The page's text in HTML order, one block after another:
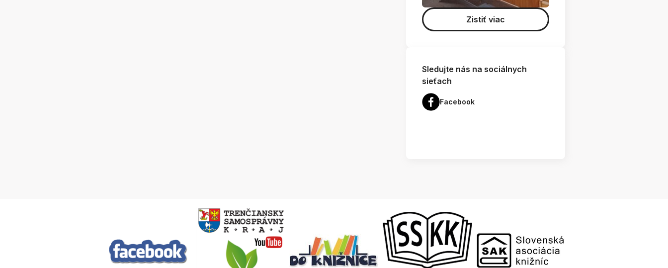
Zistiť viac
Sledujte nás na sociálnych
sieťach
Facebook